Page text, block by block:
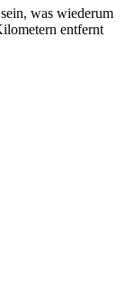
was wiederum
entfernt